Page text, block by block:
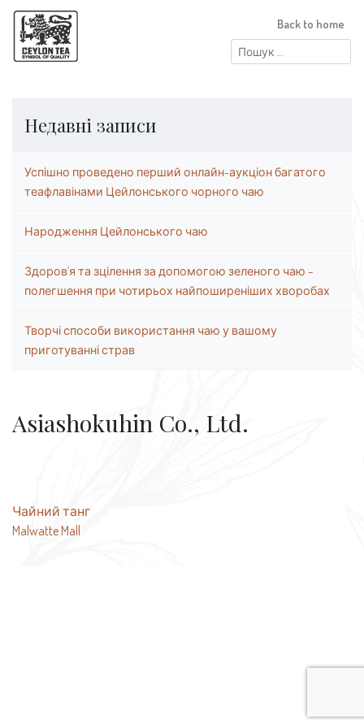
Пошук:
Back to home
Недавні записи
Успішно проведено перший онлайн-аукціон багатого
теафлавінами Цейлонського чорного чаю
Народження Цейлонського чаю
Здоров’я та зцілення за допомогою зеленого чаю –
полегшення при чотирьох найпоширеніших хворобах
Творчі способи використання чаю у вашому
приготуванні страв
Asiashokuhin Co., Ltd.
Навігація
записів
Чайний танг
Malwatte Mall